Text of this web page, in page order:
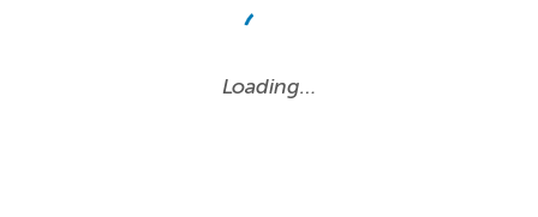
Loading…